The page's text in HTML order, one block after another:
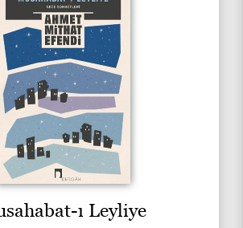
ı Leyliye